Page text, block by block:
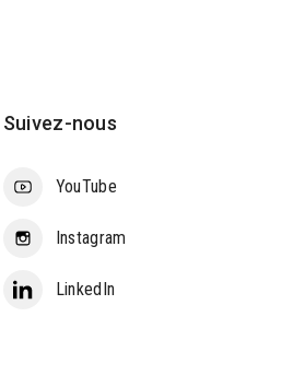
Suivez-nous
YouTube
Instagram
LinkedIn